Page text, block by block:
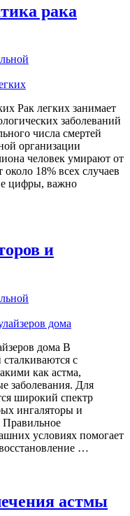
рака
Рак легких занимает
заболеваний
числа смертей
организации
человек умирают от
около 18% всех случаев
цифры, важно
и
дома В
с
как астма,
заболевания. Для
широкий спектр
ингаляторы и
Правильное
условиях помогает
…
астмы